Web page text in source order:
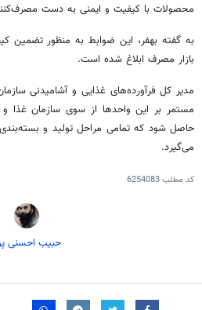
محصولات با کیفیت و ایمنی به دست
به گفته بهفر، این ضوابط به منظور تضمین
بازار مصرف ابلاغ شده است.
مدیر کل فرآورده‌های غذایی و آشامیدنی
مستمر بر این واحدها از سوی سازمان غذا و
حاصل شود که تمامی مراحل تولید و
می‌گیرد.
کد مطلب6254083
حبیب احسنی